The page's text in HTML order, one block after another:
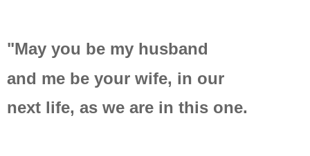
"May you be my husband
and me be your wife, in our
next life, as we are in this one.